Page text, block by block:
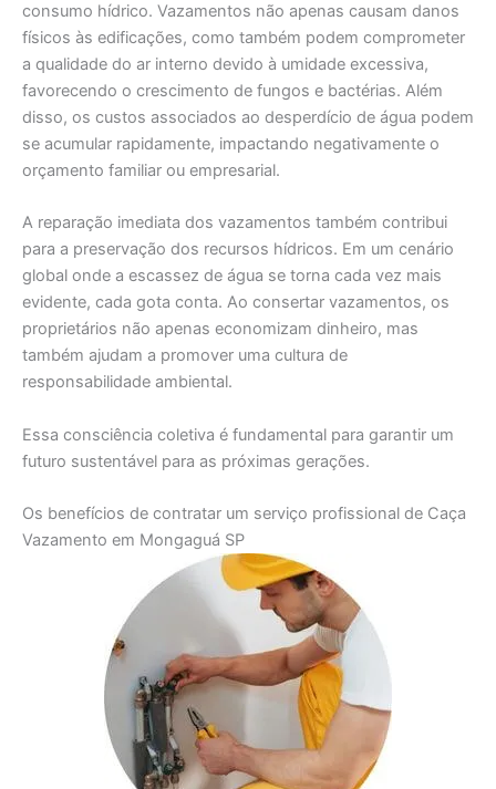
consumo hídrico. Vazamentos não apenas causam danos
físicos às edificações, como também podem comprometer
a qualidade do ar interno devido à umidade excessiva,
favorecendo o crescimento de fungos e bactérias. Além
disso, os custos associados ao desperdício de água podem
se acumular rapidamente, impactando negativamente o
orçamento familiar ou empresarial.
A reparação imediata dos vazamentos também contribui
para a preservação dos recursos hídricos. Em um cenário
global onde a escassez de água se torna cada vez mais
evidente, cada gota conta. Ao consertar vazamentos, os
proprietários não apenas economizam dinheiro, mas
também ajudam a promover uma cultura de
responsabilidade ambiental.
Essa consciência coletiva é fundamental para garantir um
futuro sustentável para as próximas gerações.
Os benefícios de contratar um serviço profissional de Caça
Vazamento em Mongaguá SP